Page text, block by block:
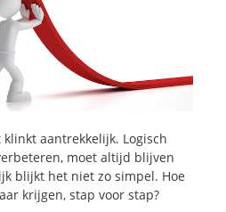
aantrekkelijk. Logisch
moet altijd blijven
blijkt het niet zo simpel. Hoe
krijgen, stap voor stap?